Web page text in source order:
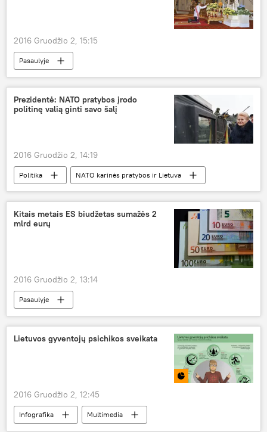
2016 Gruodžio 2, 15:15
Pasaulyje
Prezidentė: NATO pratybos įrodo
politinę valią ginti savo šalį
2016 Gruodžio 2, 14:19
Politika NATO karinės pratybos ir Lietuva
Kitais metais ES biudžetas sumažės 2
mlrd eurų
2016 Gruodžio 2, 13:14
Pasaulyje
Lietuvos gyventojų psichikos sveikata
2016 Gruodžio 2, 12:45
Infografika Multimedia